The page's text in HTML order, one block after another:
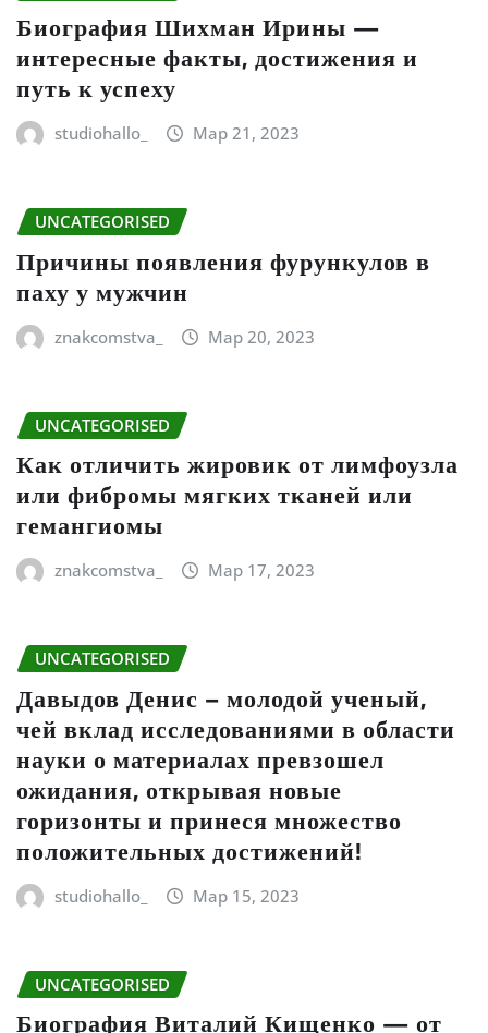
Биография Шихман Ирины —
интересные факты, достижения и
путь к успеху
studiohallo_ Мар 21, 2023
UNCATEGORISED
Причины появления фурункулов в
паху у мужчин
znakcomstva_ Мар 20, 2023
UNCATEGORISED
Как отличить жировик от лимфоузла
или фибромы мягких тканей или
гемангиомы
znakcomstva_ Мар 17, 2023
UNCATEGORISED
Давыдов Денис – молодой ученый,
чей вклад исследованиями в области
науки о материалах превзошел
ожидания, открывая новые
горизонты и принеся множество
положительных достижений!
studiohallo_ Мар 15, 2023
UNCATEGORISED
Биография Виталий Кищенко — от